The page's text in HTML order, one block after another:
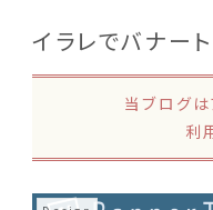
イラレでバナー
当ブログは
利